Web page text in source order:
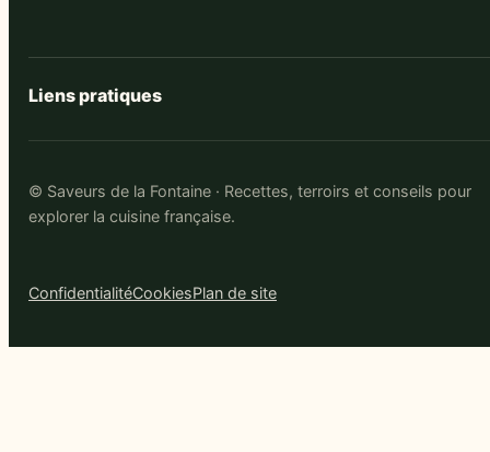
Liens pratiques
© Saveurs de la Fontaine · Recettes, terroirs et conseils pour
explorer la cuisine française.
ConfidentialitéCookiesPlan de site